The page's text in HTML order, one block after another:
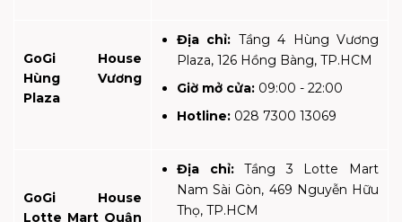
GoGi House
Hùng Vương
Plaza
Địa chỉ: Tầng 4 Hùng Vương
Plaza, 126 Hồng Bàng, TP.HCM
Giờ mở cửa: 09:00 - 22:00
Hotline: 028 7300 13069
GoGi House
Lotte Mart Quận
Địa chỉ:Tầng 3 Lotte Mart
Nam Sài Gòn, 469 Nguyễn Hữu
Thọ, TP.HCM